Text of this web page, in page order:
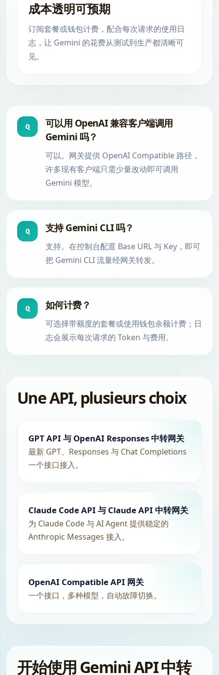
成本透明可预期
订阅套餐或钱包计费，配合每次请求的使用日
志，让 Gemini 的花费从测试到生产都清晰可
见。
Q
可以用 OpenAI 兼容客户端调用
Gemini 吗？
可以。网关提供 OpenAI Compatible 路径，
许多现有客户端只需少量改动即可调用
Gemini 模型。
Q 支持 Gemini CLI 吗？
支持。在控制台配置 Base URL 与 Key，即可
把 Gemini CLI 流量经网关转发。
Q 如何计费？
可选择带额度的套餐或使用钱包余额计费；日
志会展示每次请求的 Token 与费用。
Une API, plusieurs choix
GPT API 与 OpenAI Responses 中转网关
最新 GPT、Responses 与 Chat Completions
一个接口接入。
Claude Code API 与 Claude API 中转网关
为 Claude Code 与 AI Agent 提供稳定的
Anthropic Messages 接入。
OpenAI Compatible API 网关
一个接口，多种模型，自动故障切换。
开始使用 Gemini API 中转